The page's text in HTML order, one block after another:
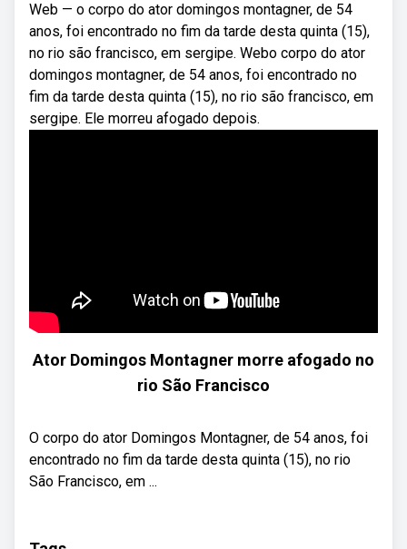
Web — o corpo do ator domingos montagner, de 54
anos, foi encontrado no fim da tarde desta quinta (15),
no rio são francisco, em sergipe. Webo corpo do ator
domingos montagner, de 54 anos, foi encontrado no
fim da tarde desta quinta (15), no rio são francisco, em
sergipe. Ele morreu afogado depois.
Ator Domingos Montagner morre afogado no
rio São Francisco
O corpo do ator Domingos Montagner, de 54 anos, foi
encontrado no fim da tarde desta quinta (15), no rio
São Francisco, em ...